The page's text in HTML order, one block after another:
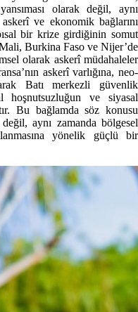
olarak değil, aynı
ve ekonomik bağlarını
bir krize girdiğinin somut
Burkina Faso ve Nijer’de
olarak askerî müdahaleler
askerî varlığına, neo-
Batı merkezli güvenlik
hoşnutsuzluğun ve siyasal
Bu bağlamda söz konusu
aynı zamanda bölgesel
yönelik güçlü bir